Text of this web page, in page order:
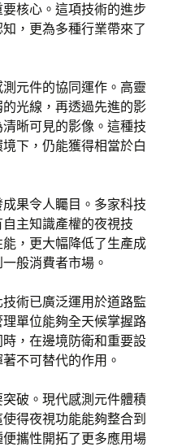
核心。這項技術的進步
，更為多種行業帶來了
元件的協同運作。高靈
光線，再透過先進的影
晰可見的影像。這種技
下，仍能獲得相當於白
果令人矚目。多家科技
主知識產權的夜視技
，更大幅降低了生產成
般消費者市場。
術已廣泛運用於道路監
單位能夠全天候掌握路
，在邊境防衛和重要設
不可替代的作用。
破。現代感測元件體積
得夜視功能能夠整合到
攜性開拓了更多應用場